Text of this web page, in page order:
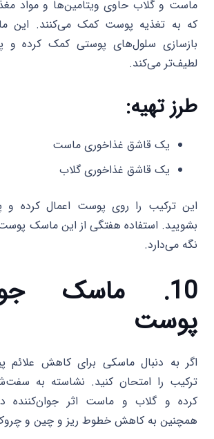
ماست و گلاب حاوی ویتامین‌ها و مواد
که به تغذیه پوست کمک می‌کنند. این
بازسازی سلول‌های پوستی کمک کرده و
لطیف‌تر می‌کند.
طرز تهیه:
یک قاشق غذاخوری ماست
یک قاشق غذاخوری گلاب
بشویید. استفاده هفتگی از این ماسک
نگه می‌دارد.
10. ماسک
پوست
اگر به دنبال ماسکی برای کاهش علائم
ترکیب را امتحان کنید. نشاسته به
کرده و گلاب و ماست اثر جوان‌کننده
همچنین به کاهش خطوط ریز و چین و